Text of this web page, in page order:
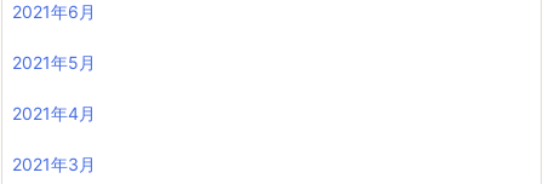
2021年6月
2021年5月
2021年4月
2021年3月